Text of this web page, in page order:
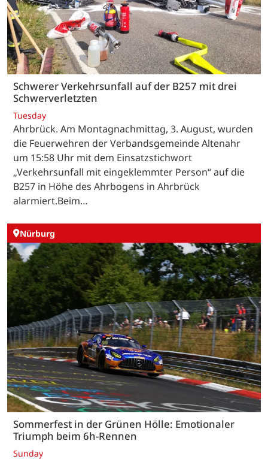
Schwerer Verkehrsunfall auf der B257 mit drei
Schwerverletzten
Tuesday
Ahrbrück. Am Montagnachmittag, 3. August, wurden
die Feuerwehren der Verbandsgemeinde Altenahr
um 15:58 Uhr mit dem Einsatzstichwort
„Verkehrsunfall mit eingeklemmter Person“ auf die
B257 in Höhe des Ahrbogens in Ahrbrück
alarmiert.Beim…
Nürburg
Sommerfest in der Grünen Hölle: Emotionaler
Triumph beim 6h-Rennen
Sunday